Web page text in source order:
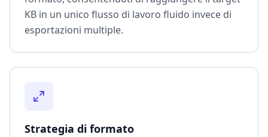
KB in un unico flusso di lavoro fluido invece di
esportazioni multiple.
Strategia di formato